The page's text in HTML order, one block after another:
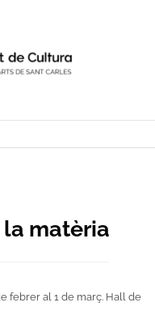
matèria
febrer al 1 de març. Hall de